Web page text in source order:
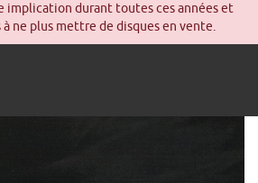
implication durant toutes ces années et
ne plus mettre de disques en vente.